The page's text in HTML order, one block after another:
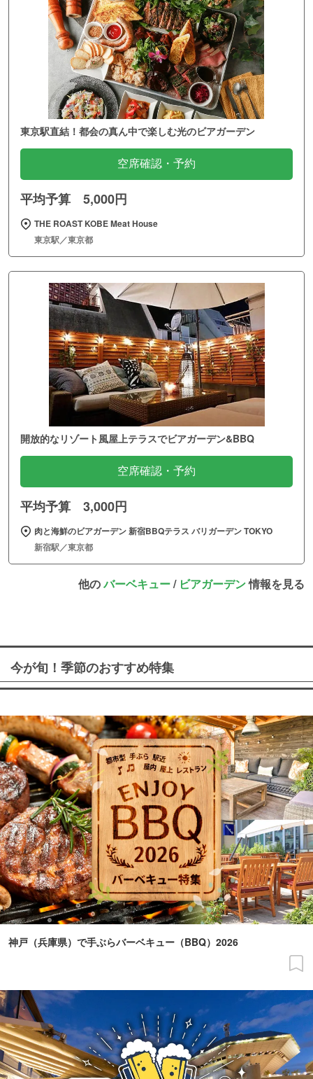
東京駅直結！都会の真ん中で楽しむ光のビアガーデン
空席確認・予約
平均予算 5,000円
THE ROAST KOBE Meat House
東京駅／東京都
開放的なリゾート風屋上テラスでビアガーデン&BBQ
空席確認・予約
平均予算 3,000円
肉と海鮮のビアガーデン 新宿BBQテラス バリガーデン TOKYO
新宿駅／東京都
他のバーベキュー/ ビアガーデン情報を見る
今が旬！季節のおすすめ特集
神戸（兵庫県）で手ぶらバーベキュー（BBQ）2026